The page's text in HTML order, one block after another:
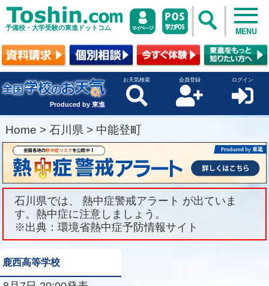
予備校・大学受験の東進ドットコム MENU
Produced by 東進
お天気検索 会員登録 ログイン
Home > 石川県 > 中能登町
石川県では、 熱中症警戒アラート が出ていま
す。熱中症に注意しましょう。
※出典：環境省熱中症予防情報サイト
鹿西高等学校